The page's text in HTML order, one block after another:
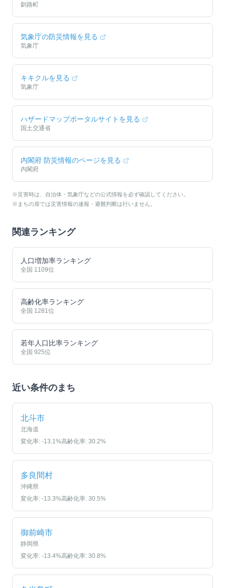
釧路町
気象庁の防災情報を見る
気象庁
キキクルを見る
気象庁
ハザードマップポータルサイトを見る
国土交通省
内閣府 防災情報のページを見る
内閣府
※災害時は、自治体・気象庁などの公式情報を必ず確認してください。
※まちの扉では災害情報の速報・避難判断は行いません。
関連ランキング
人口増加率ランキング
全国 1109位
高齢化率ランキング
全国 1281位
若年人口比率ランキング
全国 925位
近い条件のまち
北斗市
北海道
変化率: -13.1%高齢化率: 30.2%
多良間村
沖縄県
変化率: -13.3%高齢化率: 30.5%
御前崎市
静岡県
変化率: -13.4%高齢化率: 30.8%